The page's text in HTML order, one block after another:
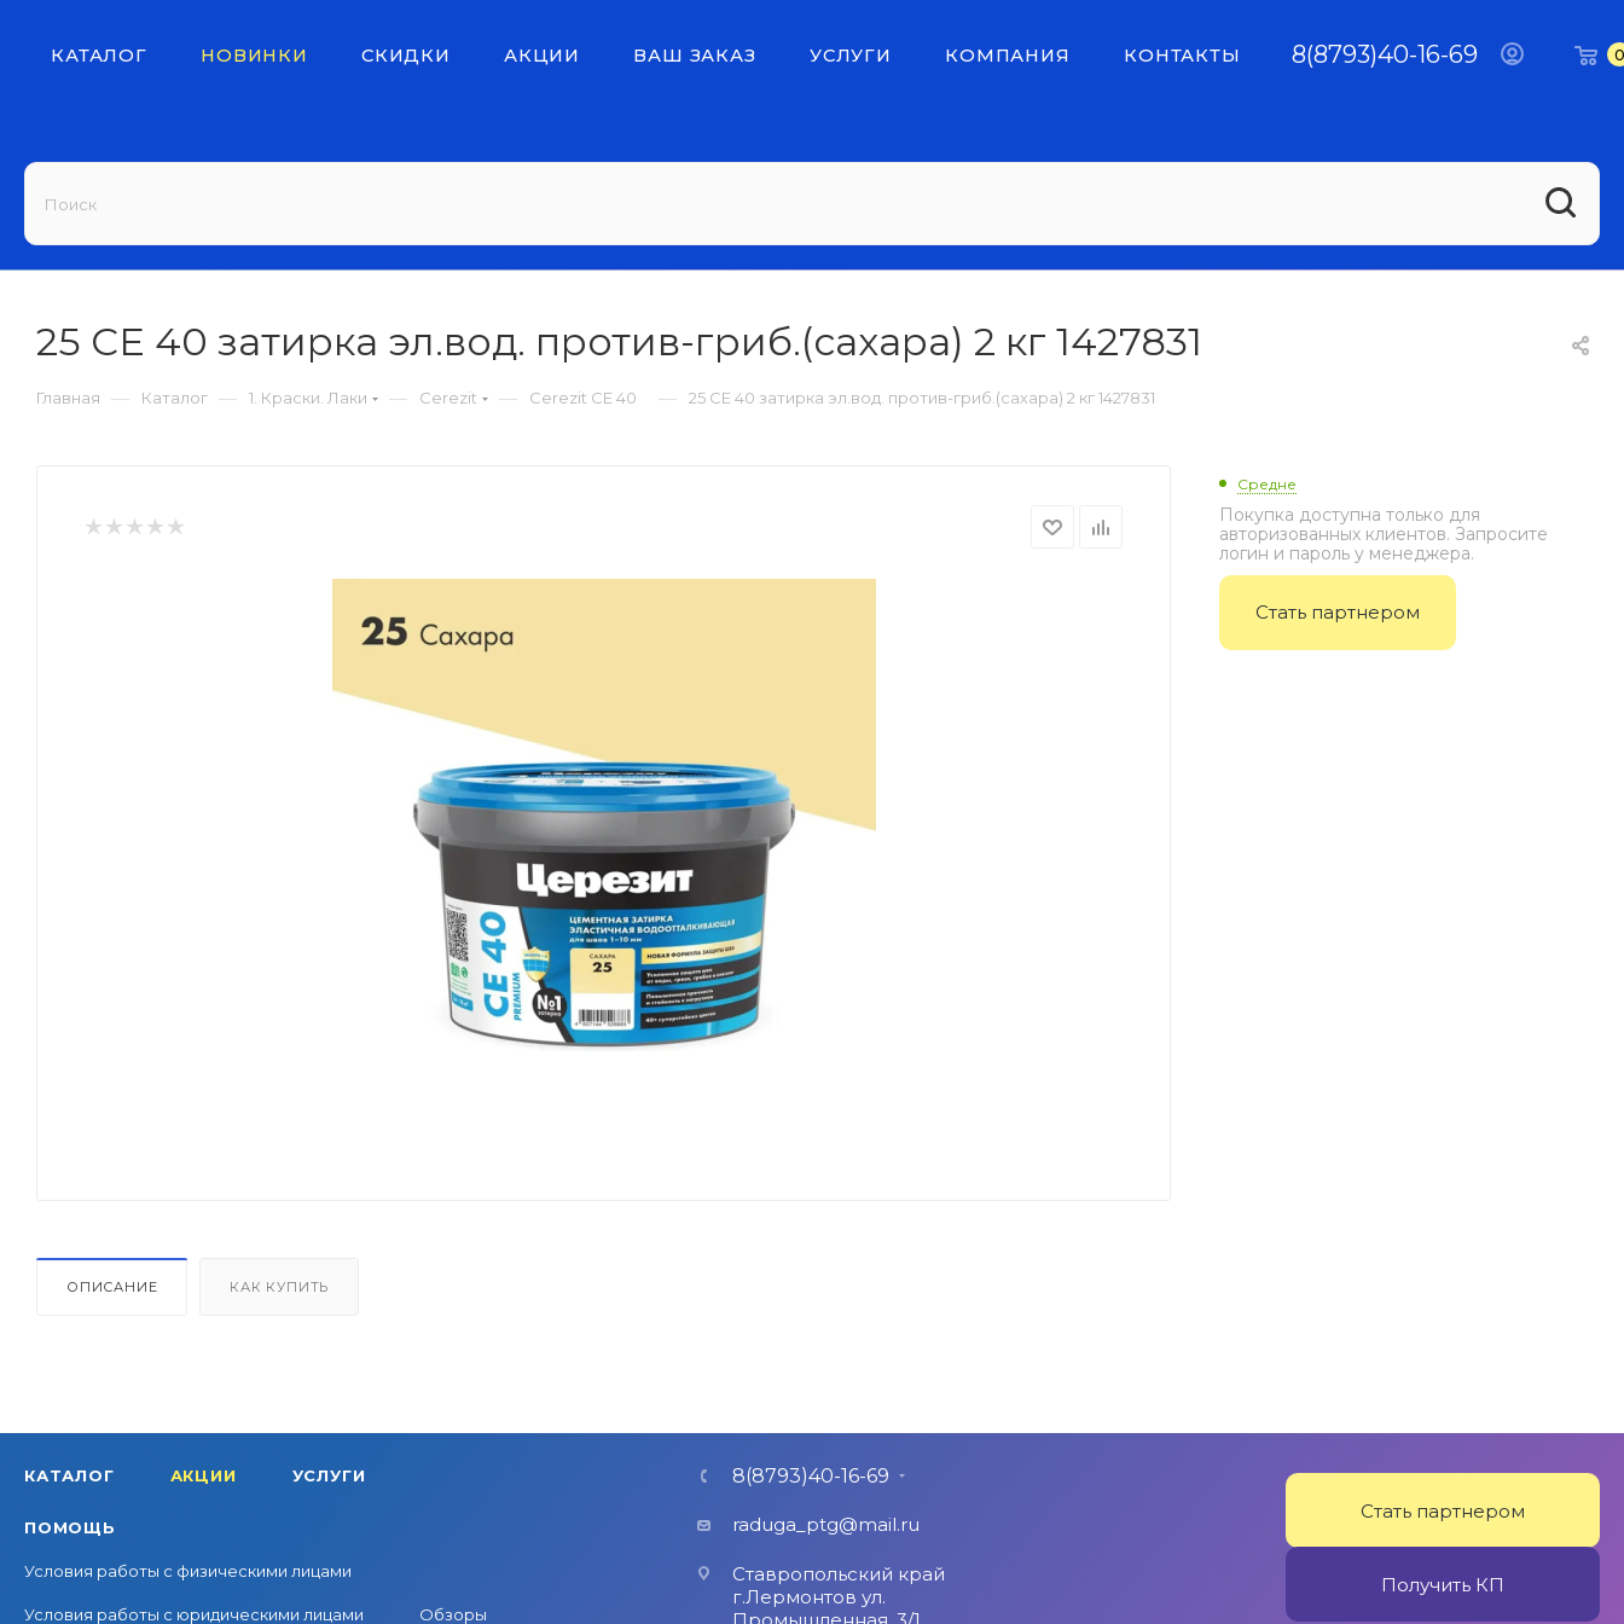
8(8793)40-16-69
КАТАЛОГ НОВИНКИ СКИДКИ АКЦИИ ВАШ ЗАКАЗ УСЛУГИ КОМПАНИЯ КОНТАКТЫ 0
25 CE 40 затирка эл.вод. против-гриб.(сахара) 2 кг 1427831
Главная — Каталог — 1. Краски. Лаки — Cerezit — Cerezit CE 40 — 25 CE 40 затирка эл.вод. против-гриб.(сахара) 2 кг 1427831
ОПИСАНИЕ КАК КУПИТЬ
Средне
Покупка доступна только для
авторизованных клиентов. Запросите
логин и пароль у менеджера.
Стать партнером
КАТАЛОГ АКЦИИ УСЛУГИ
ПОМОЩЬ
Условия работы с физическими лицами
Условия работы с юридическими лицами Обзоры
8(8793)40-16-69
raduga_ptg@mail.ru
Ставропольский край
г.Лермонтов ул.
Стать партнером
Получить КП